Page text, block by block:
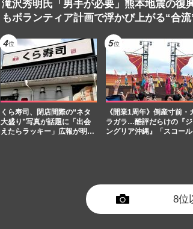
滝沢秀明氏「男手が必要」熊本地震の復
もボランティア計画で浮かび上がる“合
くら寿司、閉店間際の“ネタ
大盛り”写真が話題に「出会
えたらラッキー」広報が明…
《開業1周年》倒産寸前・
ラガラ…酷評だらけの『ジ
ングリア沖縄』「スコー
8位